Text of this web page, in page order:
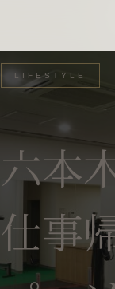
LIFESTYLE
六本
仕事